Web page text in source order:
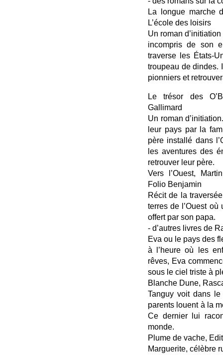
La longue marche
L’école des loisirs
Un roman
incompris de son
traverse les États-
troupeau de dindes.
pionniers et
Le trésor des
Gallimard
Un roman
leur pays par la
père installé dans
les aventures des
retrouver leur père.
Vers l’Ouest,
Folio Benjamin
Récit de la
terres de l’Ouest
offert par son papa.
- d’autres livres de
Eva ou le pays des
à l’heure où les
rêves, Eva
sous le ciel triste à
Blanche Dune,
Tanguy voit dans
parents louent à la
Ce dernier lui
monde.
Plume de vache,
Marguerite, célèbre